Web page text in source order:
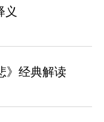
义
》经典解读